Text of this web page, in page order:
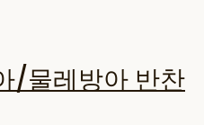
/물레방아 반찬